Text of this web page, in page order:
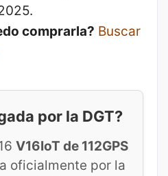
comprarla? Buscar
por la DGT?
V16IoT de 112GPS
oficialmente por la